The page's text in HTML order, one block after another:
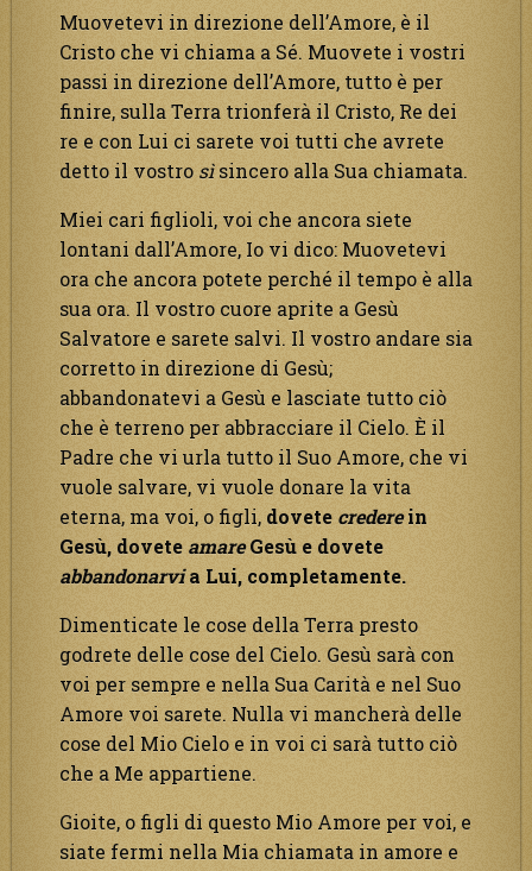
Muovetevi in direzione dell’Amore, è il
Cristo che vi chiama a Sé. Muovete i vostri
passi in direzione dell’Amore, tutto è per
finire, sulla Terra trionferà il Cristo, Re dei
re e con Lui ci sarete voi tutti che avrete
detto il vostro sìsincero alla Sua chiamata.
Miei cari figlioli, voi che ancora siete
lontani dall’Amore, Io vi dico: Muovetevi
ora che ancora potete perché il tempo è alla
sua ora. Il vostro cuore aprite a Gesù
Salvatore e sarete salvi. Il vostro andare sia
corretto in direzione di Gesù;
abbandonatevi a Gesù e lasciate tutto ciò
che è terreno per abbracciare il Cielo. È il
Padre che vi urla tutto il Suo Amore, che vi
vuole salvare, vi vuole donare la vita
eterna, ma voi, o figli, dovete crederein
Gesù, dovete amareGesù e dovete
abbandonarvia Lui, completamente.
Dimenticate le cose della Terra presto
godrete delle cose del Cielo. Gesù sarà con
voi per sempre e nella Sua Carità e nel Suo
Amore voi sarete. Nulla vi mancherà delle
cose del Mio Cielo e in voi ci sarà tutto ciò
che a Me appartiene.
Gioite, o figli di questo Mio Amore per voi, e
siate fermi nella Mia chiamata in amore e